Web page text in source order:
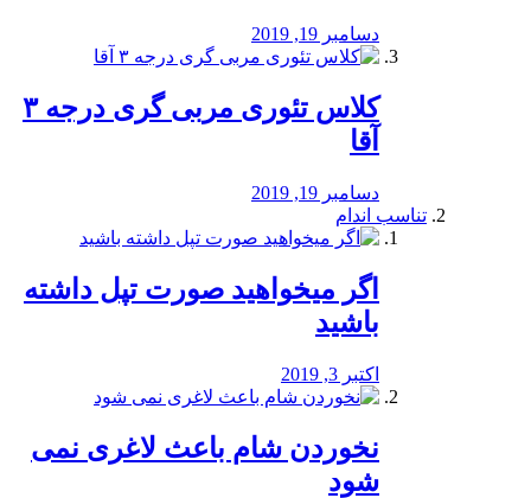
دسامبر 19, 2019
کلاس تئوری مربی گری درجه ۳
آقا
دسامبر 19, 2019
تناسب اندام
اگر میخواهید صورت تپل داشته
باشید
اکتبر 3, 2019
نخوردن شام باعث لاغری نمی
‌شود